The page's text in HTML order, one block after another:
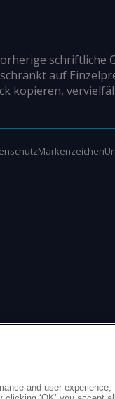
schriftliche
auf
kopieren,
Markenzeichen
and user experience,